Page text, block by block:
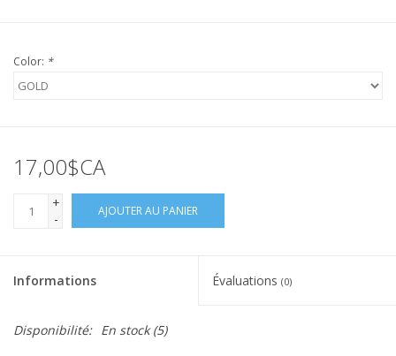
Color: *
17,00$CA
+
-
AJOUTER AU PANIER
Informations Évaluations (0)
Disponibilité: En stock(5)